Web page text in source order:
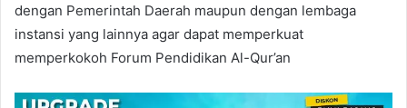
dengan Pemerintah Daerah maupun dengan lembaga
instansi yang lainnya agar dapat memperkuat
memperkokoh Forum Pendidikan Al-Qur’an